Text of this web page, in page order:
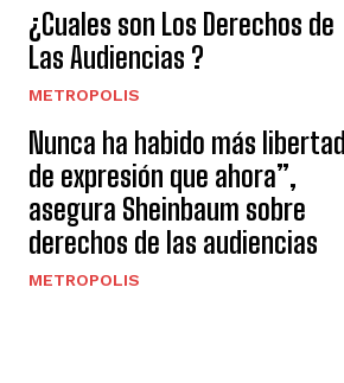
¿Cuales son Los Derechos de
Las Audiencias ?
METROPOLIS
Nunca ha habido más libertad
de expresión que ahora”,
asegura Sheinbaum sobre
derechos de las audiencias
METROPOLIS